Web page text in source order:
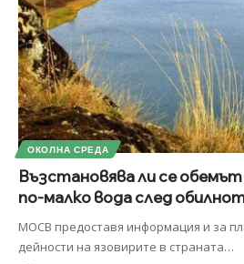
ОКОЛНА СРЕДА
Възстановява ли се
по-малко вода след
МОСВ предоставя информация и за
дейности на язовирите в страната…